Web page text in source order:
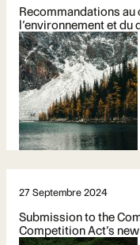
Recommandations
l’environnement et
27 Septembre 2024
Submission to the
Competition Act’s